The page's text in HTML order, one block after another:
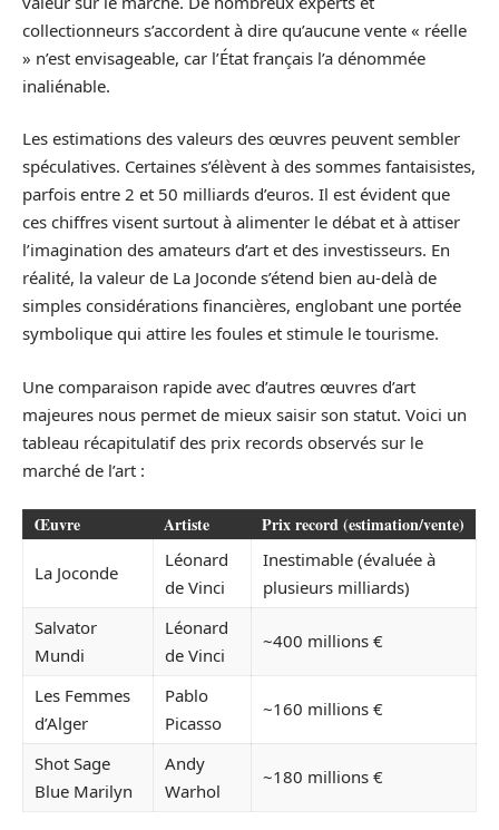
collectionneurs s’accordent à dire qu’aucune vente « réelle
» n’est envisageable, car l’État français l’a dénommée
inaliénable.
Les estimations des valeurs des œuvres peuvent sembler
spéculatives. Certaines s’élèvent à des sommes fantaisistes,
parfois entre 2 et 50 milliards d’euros. Il est évident que
ces chiffres visent surtout à alimenter le débat et à attiser
l’imagination des amateurs d’art et des investisseurs. En
réalité, la valeur de La Joconde s’étend bien au-delà de
simples considérations financières, englobant une portée
symbolique qui attire les foules et stimule le tourisme.
Une comparaison rapide avec d’autres œuvres d’art
majeures nous permet de mieux saisir son statut. Voici un
tableau récapitulatif des prix records observés sur le
marché de l’art :
Œuvre Artiste Prix record (estimation/vente)
La Joconde
Léonard
de Vinci
Inestimable (évaluée à
plusieurs milliards)
Salvator
Mundi
Léonard
de Vinci
~400 millions €
Les Femmes
d’Alger
Pablo
Picasso
~160 millions €
Shot Sage
Blue Marilyn
Andy
Warhol
~180 millions €